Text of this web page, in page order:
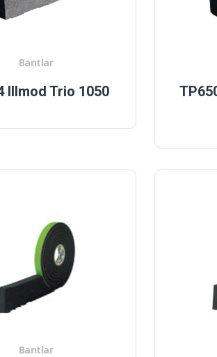
Illmod Trio 1050
Bantlar
Bantlar